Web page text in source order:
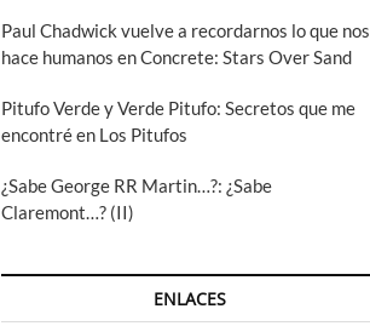
Paul Chadwick vuelve a recordarnos lo que nos
hace humanos en Concrete: Stars Over Sand
Pitufo Verde y Verde Pitufo: Secretos que me
encontré en Los Pitufos
¿Sabe George RR Martin…?: ¿Sabe
Claremont…? (II)
ENLACES